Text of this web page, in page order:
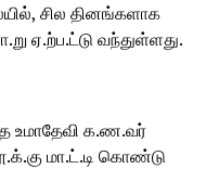
சில தினங்களாக
ஏ.ற்ப.ட்டு வந்துள்ளது.
க.ண.வர்
மா.ட்.டி கொண்டு